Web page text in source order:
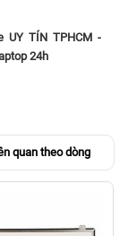
UY TÍN TPHCM -
24h
quan theo dòng